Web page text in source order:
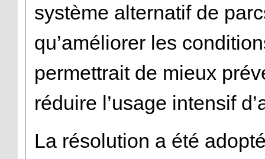
système alternatif de
qu’améliorer les
permettrait de mieux
réduire l’usage intensif
La résolution a été